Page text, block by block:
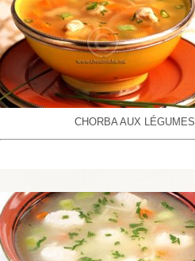
CHORBA AUX LÉGUMES